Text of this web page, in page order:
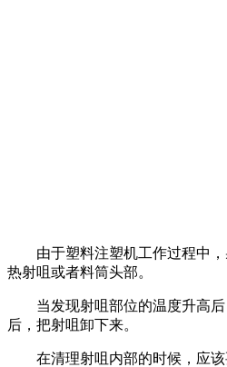
由于塑料注塑机工作过程中，
热射咀或者料筒头部。
当发现射咀部位的温度升高后
后，把射咀卸下来。
在清理射咀内部的时候，应该